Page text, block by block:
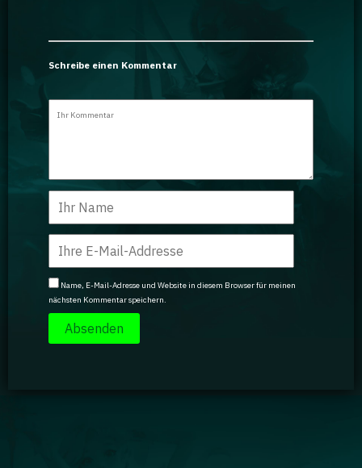
Schreibe einen Kommentar
Name, E-Mail-Adresse und Website in diesem Browser für meinen
nächsten Kommentar speichern.